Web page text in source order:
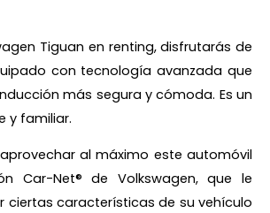
Tiguan en renting, disfrutarás de
con tecnología avanzada que
más segura y cómoda. Es un
y familiar.
al máximo este automóvil
Car-Net® de Volkswagen, que le
ciertas características de su vehículo